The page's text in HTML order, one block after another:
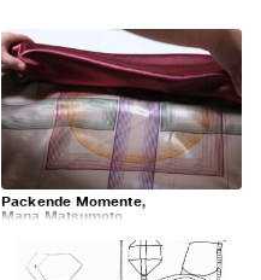
Packende Momente,
Mana Matsumoto